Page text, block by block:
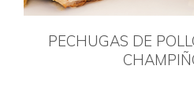
PECHUGAS DE